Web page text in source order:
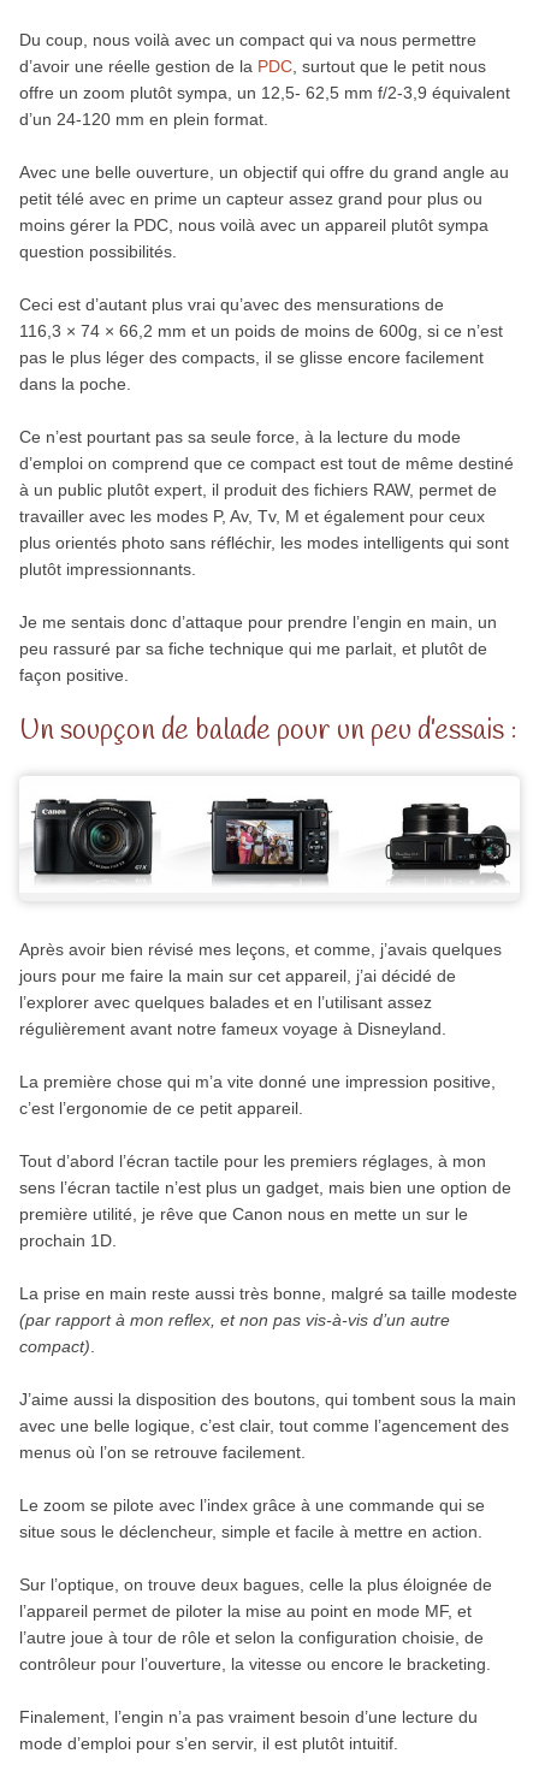
Du coup, nous voilà avec un compact qui va nous permettre
d’avoir une réelle gestion de la PDC, surtout que le petit nous
offre un zoom plutôt sympa, un 12,5- 62,5 mm f/2-3,9 équivalent
d’un 24-120 mm en plein format.
Avec une belle ouverture, un objectif qui offre du grand angle au
petit télé avec en prime un capteur assez grand pour plus ou
moins gérer la PDC, nous voilà avec un appareil plutôt sympa
question possibilités.
Ceci est d’autant plus vrai qu’avec des mensurations de
116,3 × 74 × 66,2 mm et un poids de moins de 600g, si ce n’est
pas le plus léger des compacts, il se glisse encore facilement
dans la poche.
Ce n’est pourtant pas sa seule force, à la lecture du mode
d’emploi on comprend que ce compact est tout de même destiné
à un public plutôt expert, il produit des fichiers RAW, permet de
travailler avec les modes P, Av, Tv, M et également pour ceux
plus orientés photo sans réfléchir, les modes intelligents qui sont
plutôt impressionnants.
Je me sentais donc d’attaque pour prendre l’engin en main, un
peu rassuré par sa fiche technique qui me parlait, et plutôt de
façon positive.
Un soupçon de balade pour un peu d’essais :
Après avoir bien révisé mes leçons, et comme, j’avais quelques
jours pour me faire la main sur cet appareil, j’ai décidé de
l’explorer avec quelques balades et en l’utilisant assez
régulièrement avant notre fameux voyage à Disneyland.
La première chose qui m’a vite donné une impression positive,
c’est l’ergonomie de ce petit appareil.
Tout d’abord l’écran tactile pour les premiers réglages, à mon
sens l’écran tactile n’est plus un gadget, mais bien une option de
première utilité, je rêve que Canon nous en mette un sur le
prochain 1D.
La prise en main reste aussi très bonne, malgré sa taille modeste
(par rapport à mon reflex, et non pas vis-à-vis d’un autre
compact).
J’aime aussi la disposition des boutons, qui tombent sous la main
avec une belle logique, c’est clair, tout comme l’agencement des
menus où l’on se retrouve facilement.
Le zoom se pilote avec l’index grâce à une commande qui se
situe sous le déclencheur, simple et facile à mettre en action.
Sur l’optique, on trouve deux bagues, celle la plus éloignée de
l’appareil permet de piloter la mise au point en mode MF, et
l’autre joue à tour de rôle et selon la configuration choisie, de
contrôleur pour l’ouverture, la vitesse ou encore le bracketing.
Finalement, l’engin n’a pas vraiment besoin d’une lecture du
mode d’emploi pour s’en servir, il est plutôt intuitif.